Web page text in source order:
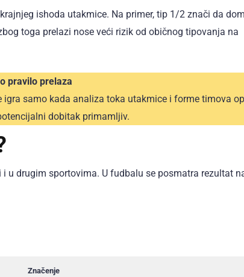
ishoda utakmice. Na primer, tip 1/2 znači da
toga prelazi nose veći rizik od običnog tipovanja na
pravilo prelaza
samo kada analiza toka utakmice i forme timova
dobitak primamljiv.
u drugim sportovima. U fudbalu se posmatra rezultat
Značenje